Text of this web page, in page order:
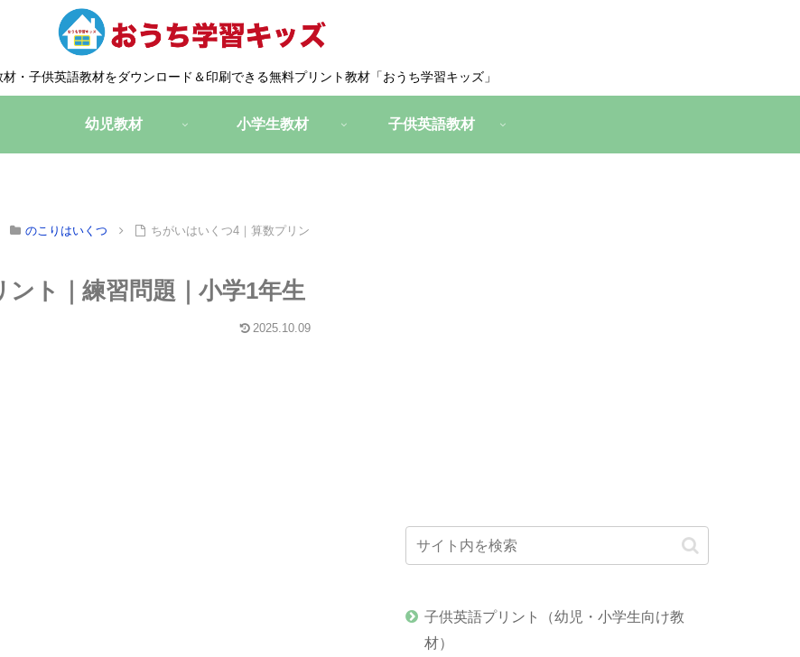
・子供英語教材をダウンロード＆印刷できる無料プリント教材「おうち学習キッズ」
幼児教材 小学生教材 子供英語教材
のこりはいくつ
ちがいはいくつ4｜算数プリン
ト｜練習問題｜小学1年生
2025.10.09
子供英語プリント（幼児・小学生向け教
材）